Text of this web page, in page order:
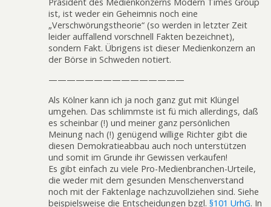
ist, ist weder ein Geheimnis noch eine
„Verschwörungstheorie“ (so werden in letzter Zeit
leider auffallend vorschnell Fakten bezeichnet),
sondern Fakt. Übrigens ist dieser Medienkonzern an
der Börse in Schweden notiert.
———————————————
Als Kölner kann ich ja noch ganz gut mit Klüngel
umgehen. Das schlimmste ist fü mich allerdings, daß
es scheinbar (!) und meiner ganz persönlichen
Meinung nach (!) genügend willige Richter gibt die
diesen Demokratieabbau auch noch unterstützen
und somit im Grunde ihr Gewissen verkaufen!
Es gibt einfach zu viele Pro-Medienbranchen-Urteile,
die weder mit dem gesunden Menschenverstand
noch mit der Faktenlage nachzuvollziehen sind. Siehe
beispielsweise die Entscheidungen bzgl. §101 UrhG. In